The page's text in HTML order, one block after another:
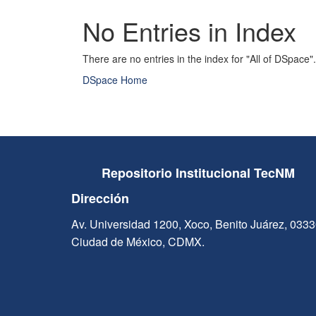
No Entries in Index
There are no entries in the index for "All of DSpace".
DSpace Home
Repositorio Institucional TecNM
Dirección
Av. Universidad 1200, Xoco, Benito Juárez,
Ciudad de México, CDMX.